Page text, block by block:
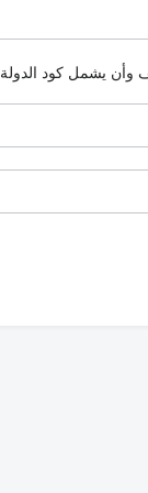
وأن يشمل كود الدولة.